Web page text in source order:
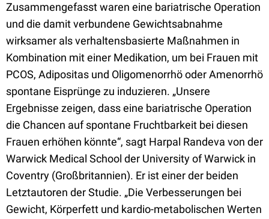
Zusammengefasst waren eine bariatrische Operation
und die damit verbundene Gewichtsabnahme
wirksamer als verhaltensbasierte Maßnahmen in
Kombination mit einer Medikation, um bei Frauen mit
PCOS, Adipositas und Oligomenorrhö oder Amenorrhö
spontane Eisprünge zu induzieren. „Unsere
Ergebnisse zeigen, dass eine bariatrische Operation
die Chancen auf spontane Fruchtbarkeit bei diesen
Frauen erhöhen könnte“, sagt Harpal Randeva von der
Warwick Medical School der University of Warwick in
Coventry (Großbritannien). Er ist einer der beiden
Letztautoren der Studie. „Die Verbesserungen bei
Gewicht, Körperfett und kardio-metabolischen Werten